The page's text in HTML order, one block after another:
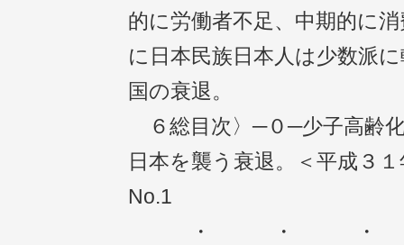
的に労働者不足、中期的に
に日本民族日本人は少数派
国の衰退。
６総目次〉─０─少子高齢
日本を襲う衰退。＜平成３
No.1
・ ・